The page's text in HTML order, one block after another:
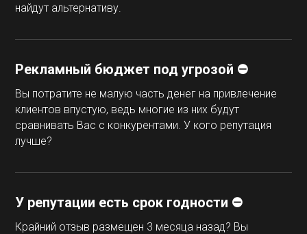
найдут альтернативу.
Рекламный бюджет под угрозой ⛔
Вы потратите не малую часть денег на привлечение
клиентов впустую, ведь многие из них будут
сравнивать Вас с конкурентами. У кого репутация
лучше?
У репутации есть срок годности ⛔
Крайний отзыв размещен 3 месяца назад? Вы